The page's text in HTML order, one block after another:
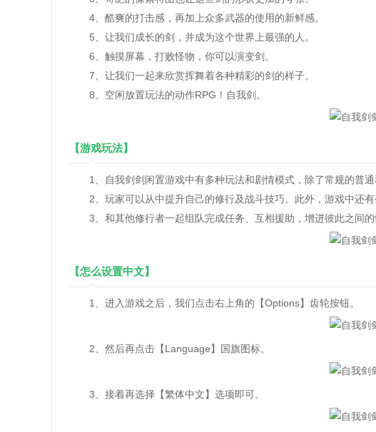
4、酷爽的打击感，再加上众多武器的使用的新鲜感。
5、让我们成长的剑，并成为这个世界上最强的人。
6、触摸屏幕，打败怪物，你可以演变剑。
7、让我们一起来欣赏挥舞着各种精彩的剑的样子。
8、空闲放置玩法的动作RPG！自我剑。
【游戏玩法】
1、自我剑剑闲置游戏中有多种玩法和剧情模式，除了常规的普通
2、玩家可以从中提升自己的修行及战斗技巧。此外，游戏中还有
3、和其他修行者一起组队完成任务、互相援助，增进彼此之间的
【怎么设置中文】
1、进入游戏之后，我们点击右上角的【Options】齿轮按钮。
2、然后再点击【Language】国旗图标。
3、接着再选择【繁体中文】选项即可。